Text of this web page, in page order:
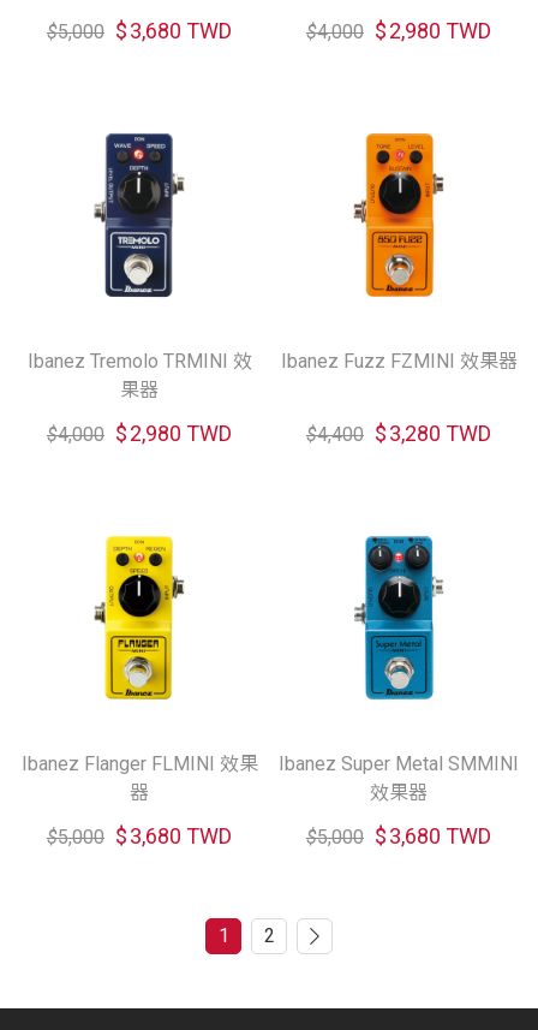
$5,000 $3,680 TWD
$4,000 $2,980 TWD
Ibanez Tremolo TRMINI 效
果器
$4,000 $2,980 TWD
Ibanez Fuzz FZMINI 效果器
$4,400 $3,280 TWD
Ibanez Flanger FLMINI 效果
器
$5,000 $3,680 TWD
Ibanez Super Metal SMMINI
效果器
$5,000 $3,680 TWD
1 2